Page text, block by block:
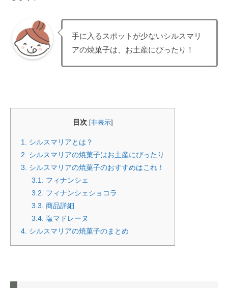
手に入るスポットが少ないシルスマリ
アの焼菓子は、お土産にぴったり！
目次 [非表示]
1.
シルスマリアとは？
2.
シルスマリアの焼菓子はお土産にぴったり
3.
シルスマリアの焼菓子のおすすめはこれ！
3.1.
フィナンシェ
3.2.
フィナンシェショコラ
3.3. 商品詳細
3.4. 塩マドレーヌ
4. シルスマリアの焼菓子のまとめ